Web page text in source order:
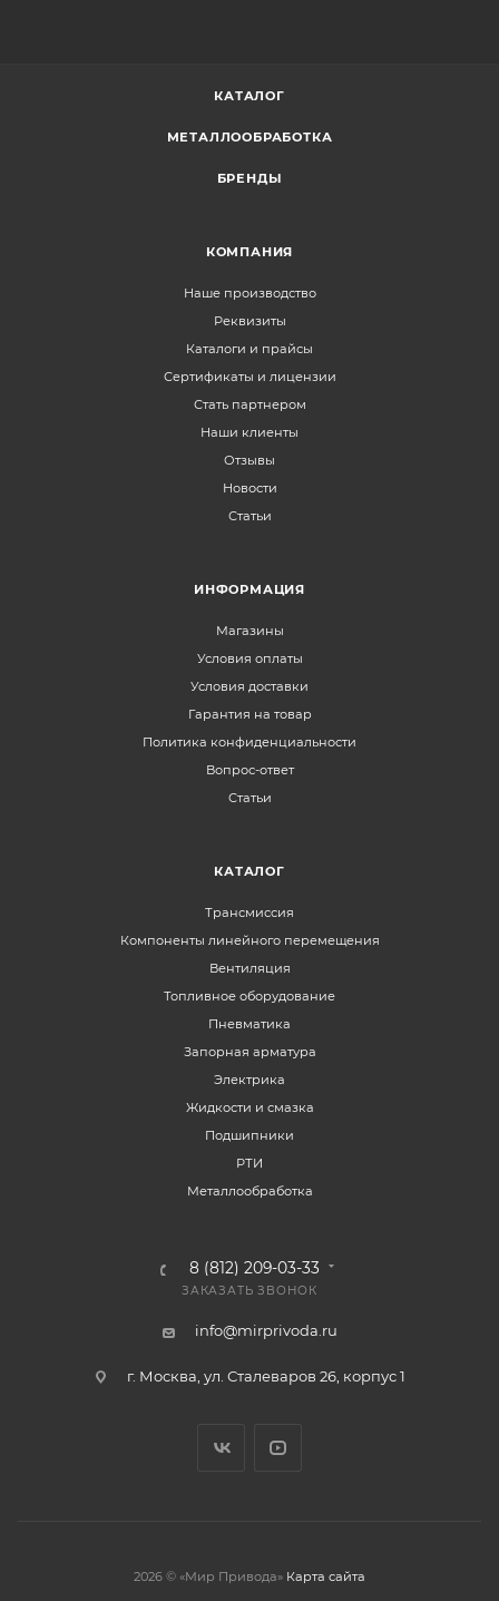
КАТАЛОГ
МЕТАЛЛООБРАБОТКА
БРЕНДЫ
КОМПАНИЯ
Наше производство
Реквизиты
Каталоги и прайсы
Сертификаты и лицензии
Стать партнером
Наши клиенты
Отзывы
Новости
Статьи
ИНФОРМАЦИЯ
Магазины
Условия оплаты
Условия доставки
Гарантия на товар
Политика конфиденциальности
Вопрос-ответ
Статьи
КАТАЛОГ
Трансмиссия
Компоненты линейного перемещения
Вентиляция
Топливное оборудование
Пневматика
Запорная арматура
Электрика
Жидкости и смазка
Подшипники
РТИ
Металлообработка
8 (812) 209-03-33
ЗАКАЗАТЬ ЗВОНОК
info@mirprivoda.ru
г. Москва, ул. Сталеваров 26, корпус 1
2026 © «Мир Привода» Карта сайта